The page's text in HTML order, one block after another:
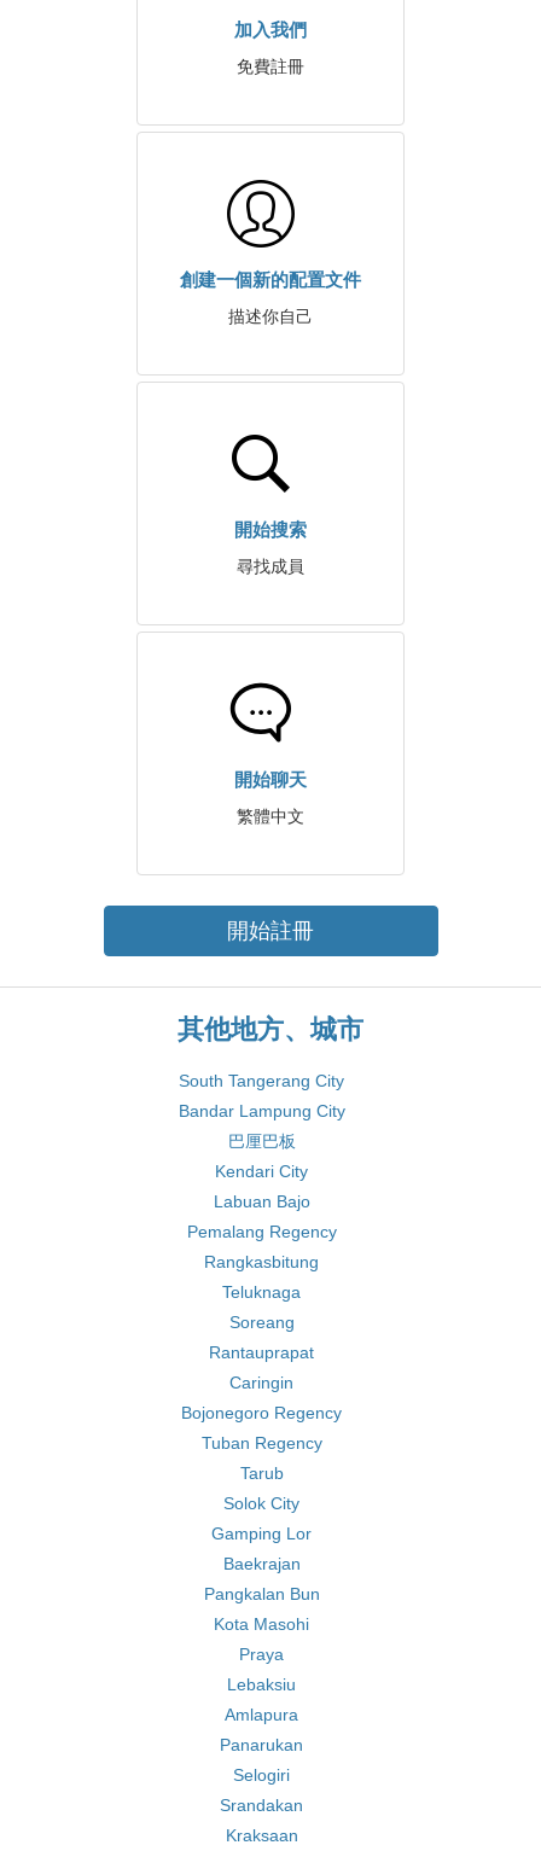
加入我們
免費註冊
創建一個新的配置文件
描述你自己
開始搜索
尋找成員
開始聊天
繁體中文
開始註冊
其他地方、城市
South Tangerang City
Bandar Lampung City
巴厘巴板
Kendari City
Labuan Bajo
Pemalang Regency
Rangkasbitung
Teluknaga
Soreang
Rantauprapat
Caringin
Bojonegoro Regency
Tuban Regency
Tarub
Solok City
Gamping Lor
Baekrajan
Pangkalan Bun
Kota Masohi
Praya
Lebaksiu
Amlapura
Panarukan
Selogiri
Srandakan
Kraksaan